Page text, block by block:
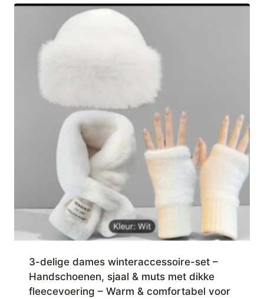
3-delige dames winteraccessoire-set –
Handschoenen, sjaal & muts met dikke
fleecevoering – Warm & comfortabel voor